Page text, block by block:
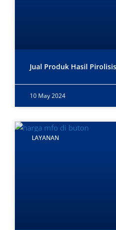
Jual Produk Hasil Pirolisis
10 May 2024
LAYANAN